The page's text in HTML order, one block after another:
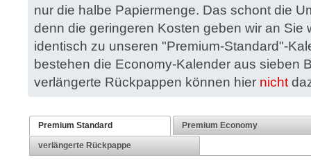
nur die halbe Papiermenge. Das schont die
denn die geringeren Kosten geben wir an Sie
identisch zu unseren "Premium-Standard"-
bestehen die Economy-Kalender aus sieben
verlängerte Rückpappen können hier nicht
Premium Standard Premium Economy
verlängerte Rückpappe